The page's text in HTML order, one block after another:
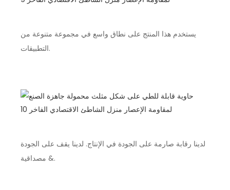
يستخدم هذا المنتج على نطاق واسع في مجموعة متنوعة من
التطبيقات.
لدينا رقابة صارمة على الجودة في الإنتاج. لدينا يقف على الجودة
& مصداقية.